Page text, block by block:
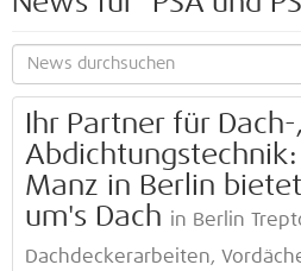
Ihr Partner für
Manz in Berlin
um's Dach in Berlin
Dachdeckerarbeiten,